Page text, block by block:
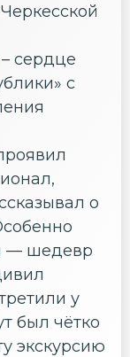
сердце
с
о
— шедевр
у
был чётко
экскурсию